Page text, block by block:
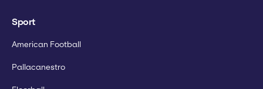
Sport
American Football
Pallacanestro